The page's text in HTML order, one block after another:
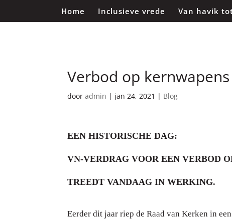
Home Inclusieve vrede Van havik
Verbod op
dooradmin | jan 24, 2021 | Blog
EEN HISTORISCHE DAG:
VN-VERDRAG VOOR EEN VERBOD
TREEDT VANDAAG IN WERKING.
Eerder dit jaar riep de Raad van Kerken in een